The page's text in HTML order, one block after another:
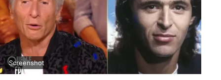
Screenshot